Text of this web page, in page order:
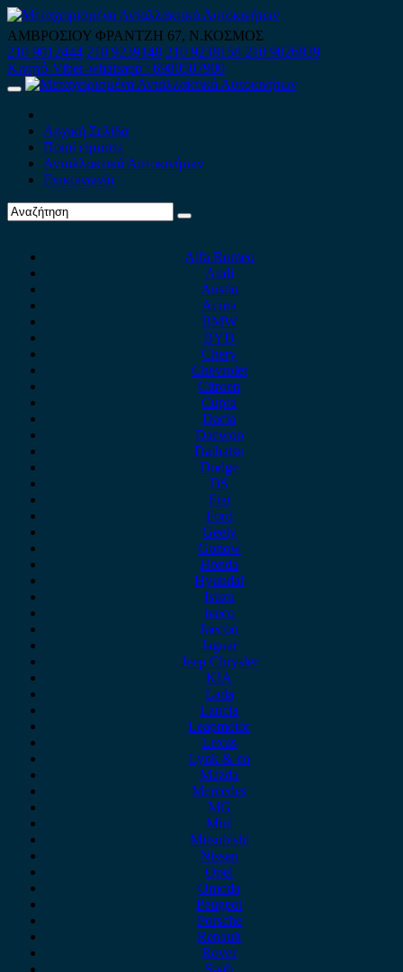
Skip
to
content
ΑΜΒΡΟΣΙΟΥ ΦΡΑΝΤΖΗ 67, Ν.ΚΟΣΜΟΣ
210 9012444 210 9239148 210 9238158 210 9026839
Κινητό-Viber-whatsapp : 6980507900
Primary
Αρχική Σελίδα
Ποιοί είμαστε
Ανταλλακτικά Αυτοκινήτων
Επικοινωνία
Alfa Romeo
Audi
Austin
Acura
BMW
BYD
Chery
Chevrolet
Citroen
Cupra
Dacia
Daewoo
Daihatsu
Dodge
DS
Fiat
Ford
Geely
Gonow
Honda
Hyundai
Isuzu
iveco
Jaecoo
Jaguar
Jeep Chrysler
KIA
Lada
Lancia
Leapmotor
Lexus
Lynk & co
Mazda
Mercedes
MG
Mini
Mitsubishi
Nissan
Opel
Omoda
Peugeot
Porsche
Renault
Rover
Saab